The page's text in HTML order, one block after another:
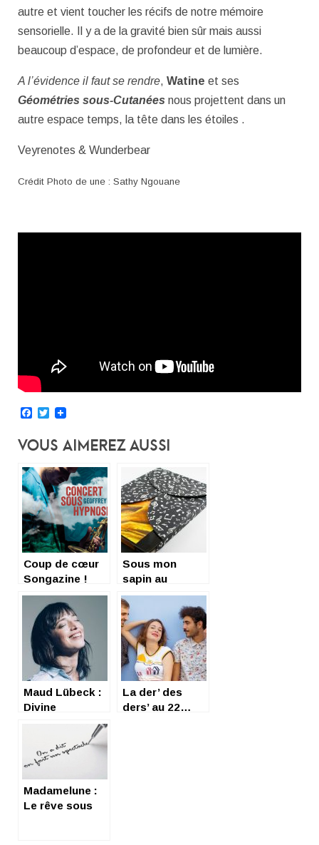
autre et vient toucher les récifs de notre mémoire
sensorielle. Il y a de la gravité bien sûr mais aussi
beaucoup d’espace, de profondeur et de lumière.
A l’évidence il faut se rendre, Watine et ses
Géométries sous-Cutanées nous projettent dans un
autre espace temps, la tête dans les étoiles .
Veyrenotes & Wunderbear
Crédit Photo de une : Sathy Ngouane
Facebook
Twitter
Vous Aimerez Aussi
Coup de cœur
Songazine !
Geoffrey
Secco, le
créateur du
concert sous
hypnose –
Interview
Sous mon
sapin au
soleil…
Maud Lübeck :
Divine
(chronique d’un
coup de cœur)
La der’ des
ders’ au 22…
Madamelune :
Le rêve sous